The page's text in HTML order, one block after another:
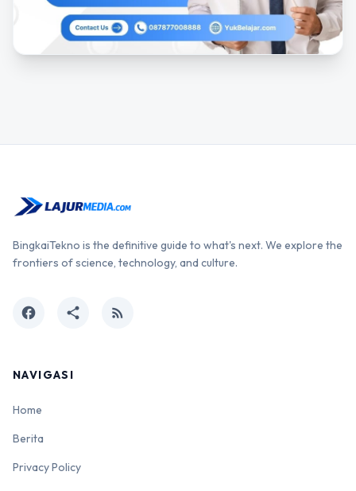
BingkaiTekno is the definitive guide to what's next. We explore the
frontiers of science, technology, and culture.
facebook share rss_feed
NAVIGASI
Home
Berita
Privacy Policy